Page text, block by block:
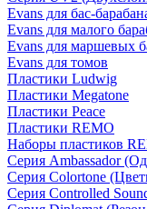
Evans для бас-
Evans для малого
Evans для маршевых
Evans для томов
Пластики Ludwig
Пластики Megatone
Пластики Peace
Пластики REMO
Наборы пластиков
Серия Ambassador
Серия Colortone
Серия Controlled